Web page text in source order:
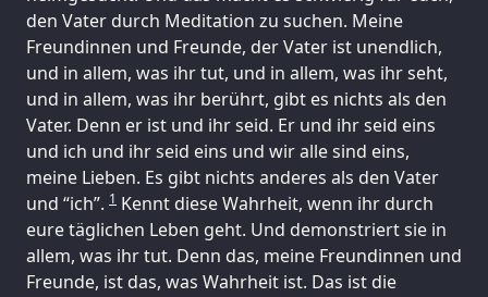
den Vater durch Meditation zu suchen. Meine
Freundinnen und Freunde, der Vater ist unendlich,
und in allem, was ihr tut, und in allem, was ihr seht,
und in allem, was ihr berührt, gibt es nichts als den
Vater. Denn er ist und ihr seid. Er und ihr seid eins
und ich und ihr seid eins und wir alle sind eins,
meine Lieben. Es gibt nichts anderes als den Vater
und “ich”. 1 Kennt diese Wahrheit, wenn ihr durch
eure täglichen Leben geht. Und demonstriert sie in
allem, was ihr tut. Denn das, meine Freundinnen und
Freunde, ist das, was Wahrheit ist. Das ist die